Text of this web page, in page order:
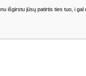
išgirstu jūsų patirtis ties tuo, i gal